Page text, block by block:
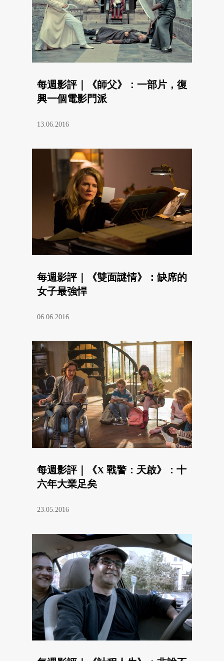
每週影評｜《師父》：一部片，復
興一個電影門派
13.06.2016
每週影評｜《雙面謎情》：缺席的
女子最強悍
06.06.2016
每週影評｜《X 戰警：天啟》：十
六年大業足矣
23.05.2016